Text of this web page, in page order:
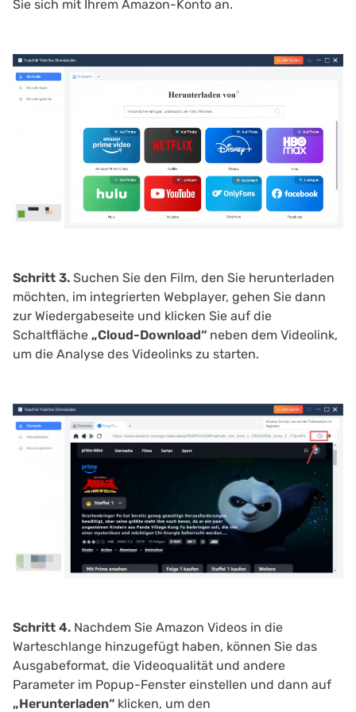
Sie sich mit Ihrem Amazon-Konto an.
Schritt 3. Suchen Sie den Film, den Sie herunterladen
möchten, im integrierten Webplayer, gehen Sie dann
zur Wiedergabeseite und klicken Sie auf die
Schaltfläche „Cloud-Download“ neben dem Videolink,
um die Analyse des Videolinks zu starten.
Schritt 4. Nachdem Sie Amazon Videos in die
Warteschlange hinzugefügt haben, können Sie das
Ausgabeformat, die Videoqualität und andere
Parameter im Popup-Fenster einstellen und dann auf
„Herunterladen“ klicken, um den